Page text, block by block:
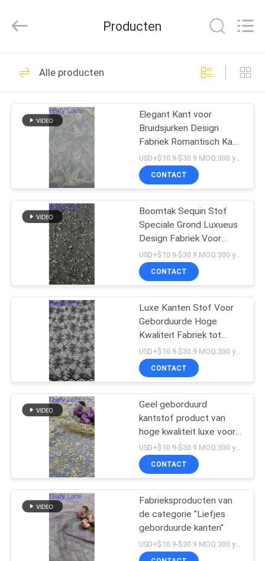
THUIS
PRODUCTEN
FABRIEKSREIS
KWALITEITSCONTROLE
CONTACTEER
ONS
NIEUWS
VRAAG
EEN
OFFERTE
AAN
SITEMAP
PRIVACYBELEID
Ltd..
Reserved.
Geborduurde
Kantstof
256
Lovertje
Geborduurde Stof
184
Geribde Kantstof
3D Bloemenkantstof
37
Producten
Alle producten
Elegant Kant voor
Bruidsjurken Design
Fabriek Romantisch Kant
voor Eeuwige MomentenUSD+$10.9-$30.9 MOQ:300 yard
CONTACT
Boomtak Sequin Stof
Speciale Grond Luxueus
Design Fabriek Voor
Galajurken Feestjurken
CONTACT
Luxe Kanten Stof Voor
Geborduurde Hoge
Kwaliteit Fabriek tot
Trouwjurken
CONTACT
Geel geborduurd
kantstof product van
hoge kwaliteit luxe voor
trouwjurken en
avondjurken
USD+$10.9-$30.9 MOQ:300 yard
CONTACT
Fabrieksproducten van
de categorie "Liefjes
geborduurde kanten"
USD+$10.9-$30.9 MOQ:300 yard